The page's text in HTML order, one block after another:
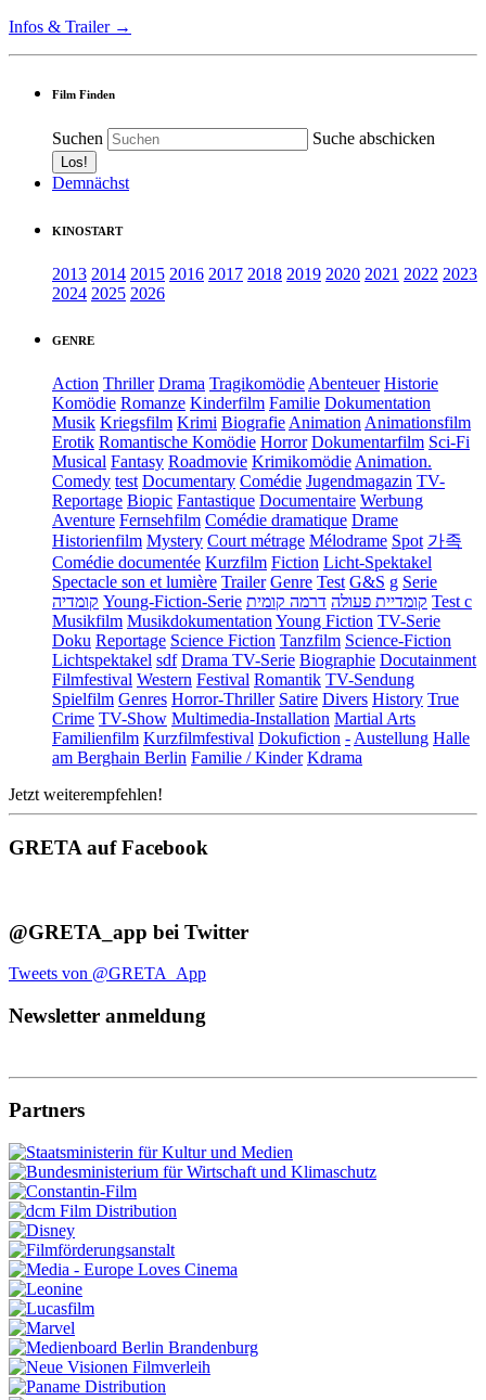
Infos & Trailer →
Film Finden
Suchen Suche abschicken
Demnächst
KINOSTART
2013 2014 2015 2016 2017 2018 2019 2020 2021 2022 2023
2024 2025 2026
GENRE
Action Thriller Drama TragikomödieAbenteuer Historie
Komödie Romanze Kinderfilm Familie Dokumentation
Musik Kriegsfilm Krimi BiografieAnimationAnimationsfilm
Erotik Romantische Komödie Horror Dokumentarfilm Sci-Fi
Musical Fantasy Roadmovie KrimikomödieAnimation.
Comedy test Documentary Comédie Jugendmagazin TV-
Reportage Biopic Fantastique Documentaire Werbung
Aventure Fernsehfilm Comédie dramatique Drame
Historienfilm Mystery Court métrage Mélodrame Spot 가족
Comédie documentée Kurzfilm Fiction Licht-Spektakel
Spectacle son et lumière Trailer Genre Test G&S g Serie
קומדיה Young-Fiction-Serie קומדיית פעולה דרמה קומית
Test c
Musikfilm MusikdokumentationYoung Fiction TV-Serie
Doku Reportage Science Fiction Tanzfilm Science-Fiction
Lichtspektakel sdf Drama TV-Serie Biographie Docutainment
Filmfestival Western Festival Romantik TV-Sendung
Spielfilm Genres Horror-Thriller Satire Divers History True
Crime TV-Show Multimedia-Installation Martial Arts
Familienfilm Kurzfilmfestival Dokufiction -Austellung Halle
am Berghain Berlin Familie / Kinder Kdrama
Jetzt weiterempfehlen!
GRETA auf Facebook
@GRETA_app bei Twitter
Tweets von @GRETA_App
Newsletter anmeldung
Partners